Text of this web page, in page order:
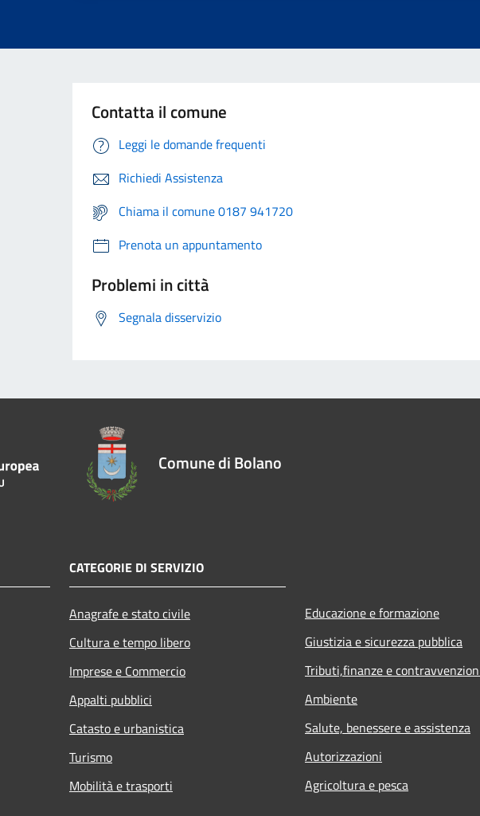
Contatta il comune
Leggi le domande frequenti
Richiedi Assistenza
Chiama il comune 0187 941720
Prenota un appuntamento
Problemi in città
Segnala disservizio
Comune di Bolano
CATEGORIE DI SERVIZIO
Anagrafe e stato civile
Cultura e tempo libero
Imprese e Commercio
Appalti pubblici
Catasto e urbanistica
Turismo
Mobilità e trasporti
Educazione e formazione
Giustizia e sicurezza pubblica
Tributi,finanze e
Ambiente
Salute, benessere e assistenza
Autorizzazioni
Agricoltura e pesca